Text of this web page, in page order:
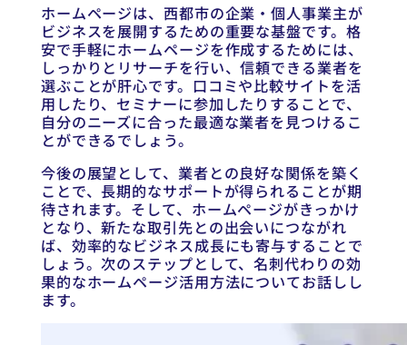
ホームページは、西都市の企業・個人事業主が
ビジネスを展開するための重要な基盤です。格
安で手軽にホームページを作成するためには、
しっかりとリサーチを行い、信頼できる業者を
選ぶことが肝心です。口コミや比較サイトを活
用したり、セミナーに参加したりすることで、
自分のニーズに合った最適な業者を見つけるこ
とができるでしょう。
今後の展望として、業者との良好な関係を築く
ことで、長期的なサポートが得られることが期
待されます。そして、ホームページがきっかけ
となり、新たな取引先との出会いにつながれ
ば、効率的なビジネス成長にも寄与することで
しょう。次のステップとして、名刺代わりの効
果的なホームページ活用方法についてお話しし
ます。